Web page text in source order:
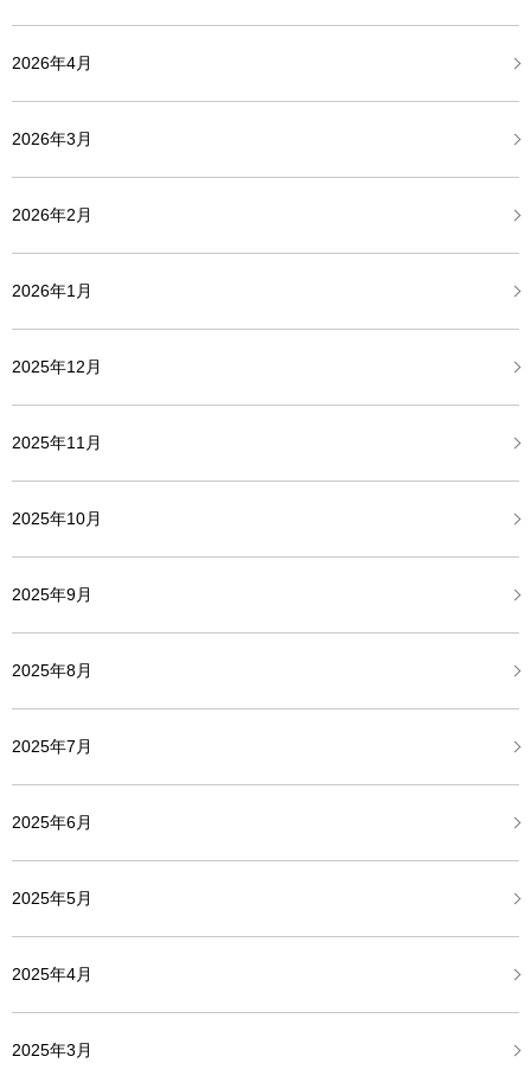
2026年4月
2026年3月
2026年2月
2026年1月
2025年12月
2025年11月
2025年10月
2025年9月
2025年8月
2025年7月
2025年6月
2025年5月
2025年4月
2025年3月